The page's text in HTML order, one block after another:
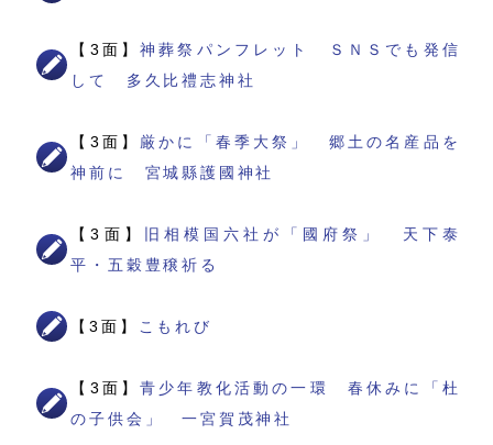
【3面】神葬祭パンフレット ＳＮＳでも発信
して 多久比禮志神社
【3面】 厳かに「春季大祭」 郷土の名産品を
神前に 宮城縣護國神社
【3面】
旧相模国六社が「國府祭」 天下泰
平・五穀豊穣祈る
【3面】 こもれび
【3面】青少年教化活動の一環 春休みに「杜
の子供会」 一宮賀茂神社